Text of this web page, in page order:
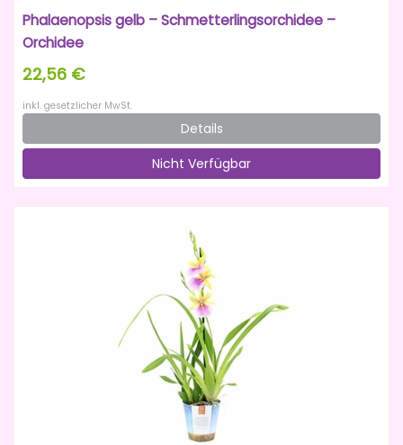
Phalaenopsis gelb – Schmetterlingsorchidee –
Orchidee
22,56 €
inkl. gesetzlicher MwSt.
Details
Nicht Verfügbar